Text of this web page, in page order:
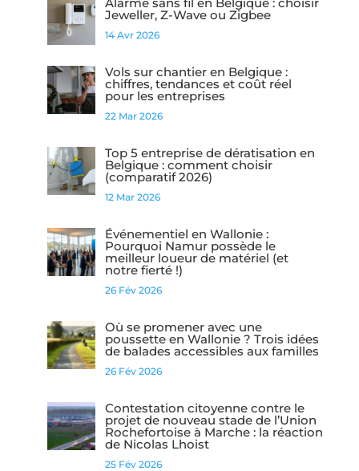
Jeweller, Z-Wave ou Zigbee
14 Avr 2026
Vols sur chantier en Belgique :
chiffres, tendances et coût réel
pour les entreprises
22 Mar 2026
Top 5 entreprise de dératisation en
Belgique : comment choisir
(comparatif 2026)
12 Mar 2026
Événementiel en Wallonie :
Pourquoi Namur possède le
meilleur loueur de matériel (et
notre fierté !)
26 Fév 2026
Où se promener avec une
poussette en Wallonie ? Trois idées
de balades accessibles aux familles
26 Fév 2026
Contestation citoyenne contre le
projet de nouveau stade de l’Union
Rochefortoise à Marche : la réaction
de Nicolas Lhoist
25 Fév 2026